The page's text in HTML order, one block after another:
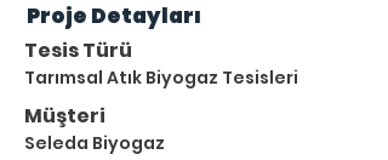
Proje Detayları
Tesis Türü
Tarımsal Atık Biyogaz Tesisleri
Müşteri
Seleda Biyogaz